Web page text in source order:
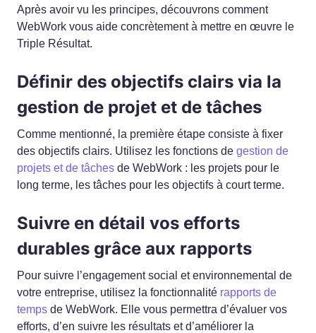
Après avoir vu les principes, découvrons comment
WebWork vous aide concrètement à mettre en œuvre le
Triple Résultat.
Définir des objectifs clairs via la
gestion de projet et de tâches
Comme mentionné, la première étape consiste à fixer
des objectifs clairs. Utilisez les fonctions de gestion de
projets et de tâches de WebWork : les projets pour le
long terme, les tâches pour les objectifs à court terme.
Suivre en détail vos efforts
durables grâce aux rapports
Pour suivre l’engagement social et environnemental de
votre entreprise, utilisez la fonctionnalité rapports de
temps de WebWork. Elle vous permettra d’évaluer vos
efforts, d’en suivre les résultats et d’améliorer la